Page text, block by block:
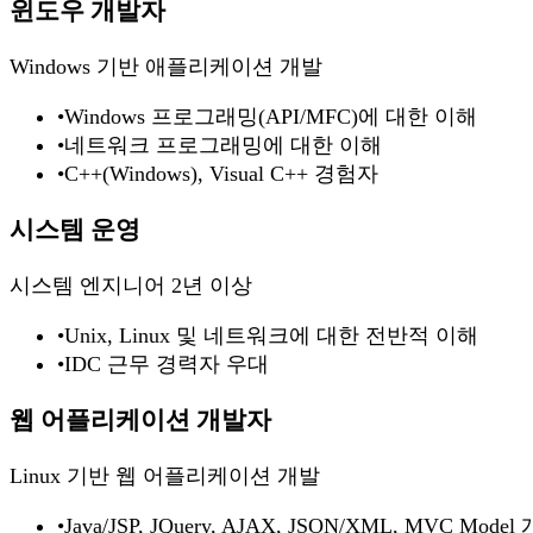
윈도우 개발자
Windows 기반 애플리케이션 개발
•Windows 프로그래밍(API/MFC)에 대한 이해
•네트워크 프로그래밍에 대한 이해
•C++(Windows), Visual C++ 경험자
시스템 운영
시스템 엔지니어 2년 이상
•Unix, Linux 및 네트워크에 대한 전반적 이해
•IDC 근무 경력자 우대
웹 어플리케이션 개발자
Linux 기반 웹 어플리케이션 개발
•Java/JSP, JQuery, AJAX, JSON/XML, MVC Model